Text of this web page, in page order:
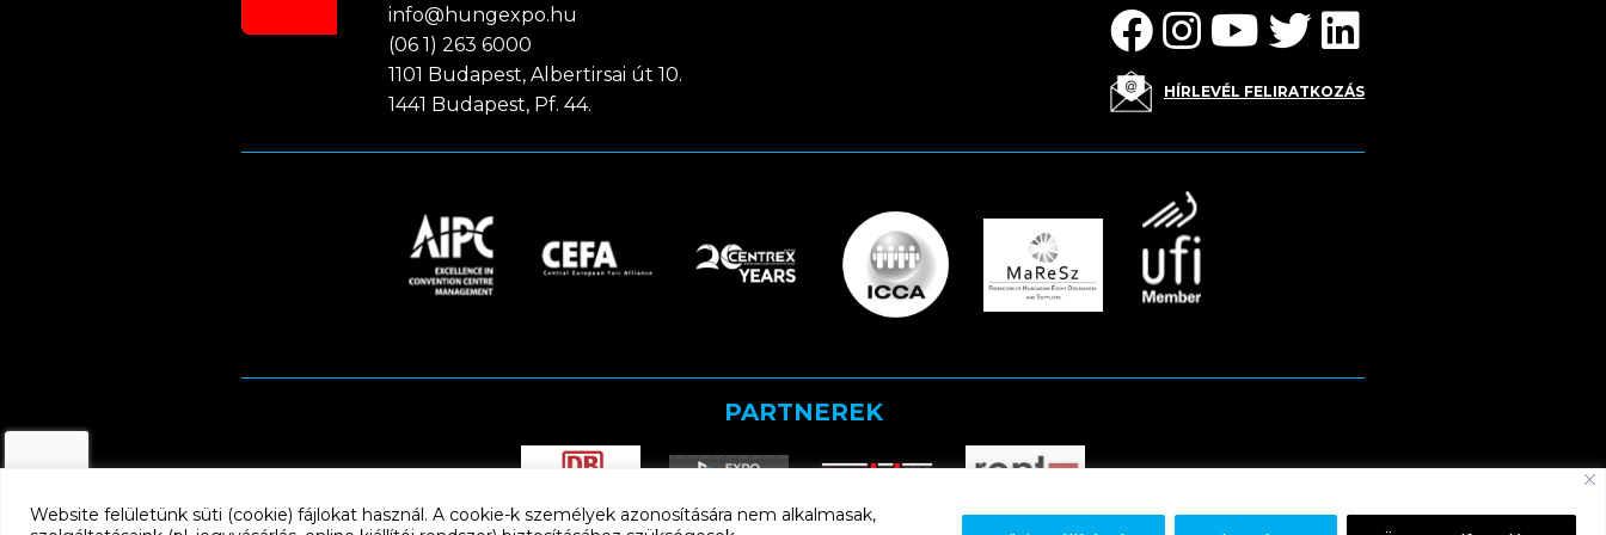
Website felületünk süti (cookie) fájlokat használ. A cookie-k személyek azonosítására nem alkalmasak,
info@hungexpo.hu
(06 1) 263 6000
1101 Budapest, Albertirsai út 10.
1441 Budapest, Pf. 44.
HÍRLEVÉL FELIRATKOZÁS
PARTNEREK